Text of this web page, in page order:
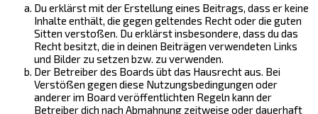
Du erklärst mit der Erstellung eines Beitrags, dass er keine
Inhalte enthält, die gegen geltendes Recht oder die guten
Sitten verstoßen. Du erklärst insbesondere, dass du das
Recht besitzt, die in deinen Beiträgen verwendeten Links
und Bilder zu setzen bzw. zu verwenden.
Der Betreiber des Boards übt das Hausrecht aus. Bei
Verstößen gegen diese Nutzungsbedingungen oder
anderer im Board veröffentlichten Regeln kann der
Betreiber dich nach Abmahnung zeitweise oder dauerhaft